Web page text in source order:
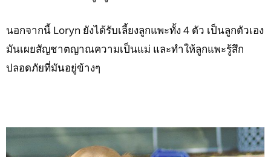
นอกจากนี้ Loryn ยังได้รับเลี้ยงลูกแพะทั้ง 4 ตัว เป็นลูกตัวเอง
มันเผยสัญชาตญาณความเป็นแม่ และทำให้ลูกแพะรู้สึก
ปลอดภัยที่มันอยู่ข้างๆ